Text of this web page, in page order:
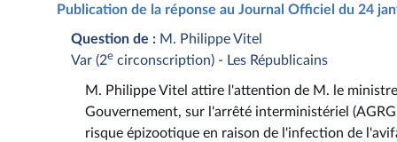
Publication de la réponse au Journal Officiel du 24
Question de : M. Philippe Vitel
Var (2e circonscription) - Les Républicains
M. Philippe Vitel attire l'attention de M. le
Gouvernement, sur l'arrêté interministériel
risque épizootique en raison de l'infection de